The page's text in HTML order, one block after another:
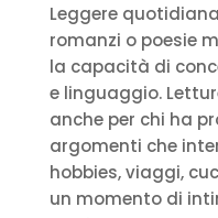
Leggere
romanzi o poesie
la capacità di
e linguaggio.
anche per chi ha
argomenti che
hobbies, viaggi,
un momento di